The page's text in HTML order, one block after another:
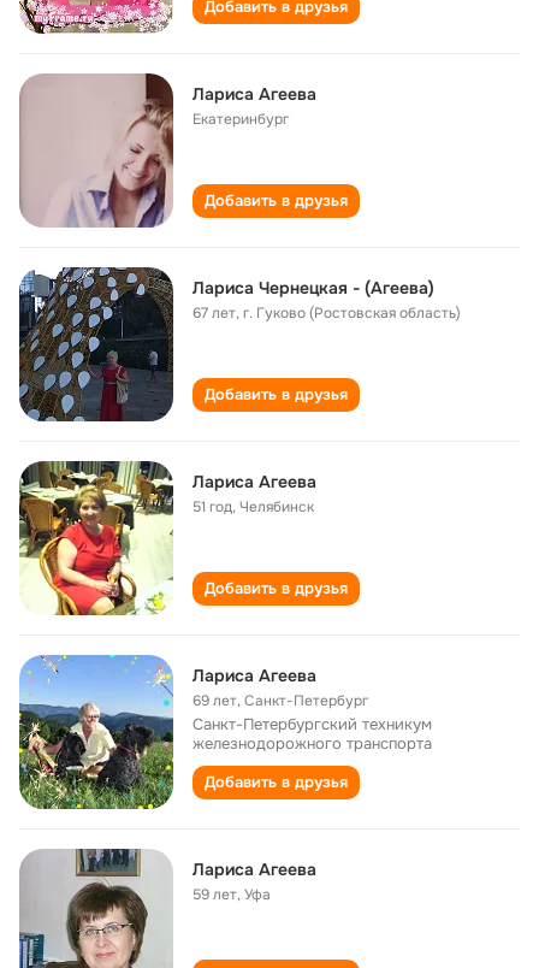
Добавить в друзья
Лариса Агеева
Екатеринбург
Добавить в друзья
Лариса Чернецкая - (Агеева)
67 лет,г. Гуково (Ростовская область)
Добавить в друзья
Лариса Агеева
51 год,Челябинск
Добавить в друзья
Лариса Агеева
69 лет,Санкт-Петербург
Санкт-Петербургский техникум
железнодорожного транспорта
Добавить в друзья
Лариса Агеева
59 лет,Уфа